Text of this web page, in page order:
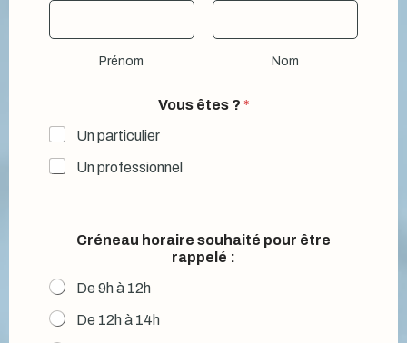
Prénom Nom
Vous êtes ? *
Un particulier
Un professionnel
Créneau horaire souhaité pour être
rappelé :
De 9h à 12h
De 12h à 14h